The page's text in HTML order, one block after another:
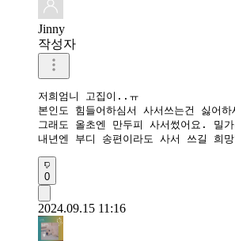
Jinny
작성자
저희엄니 고집이..ㅠ
본인도 힘들어하심서 사서쓰는건 싫
그래도 올초엔 만두피 사서썼어요. 밀
내년엔 부디 송편이라도 사서 쓰길 희망
0
2024.09.15 11:16